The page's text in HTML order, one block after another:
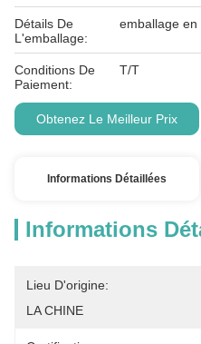
Détails De
L'emballage:
emballage en
Conditions De
Paiement:
T/T
Obtenez Le Meilleur Prix
Informations Détaillées
Informations
Lieu D'origine:
LA CHINE